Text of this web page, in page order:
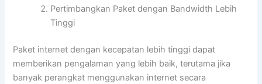
Pertimbangkan Paket dengan Bandwidth Lebih
Tinggi
Paket internet dengan kecepatan lebih tinggi dapat
memberikan pengalaman yang lebih baik, terutama jika
banyak perangkat menggunakan internet secara